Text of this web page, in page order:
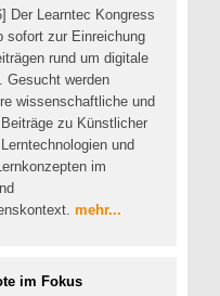
Der Learntec Kongress
sofort zur Einreichung
rund um digitale
Gesucht werden
wissenschaftliche und
zu Künstlicher
und
im
mehr...
im Fokus